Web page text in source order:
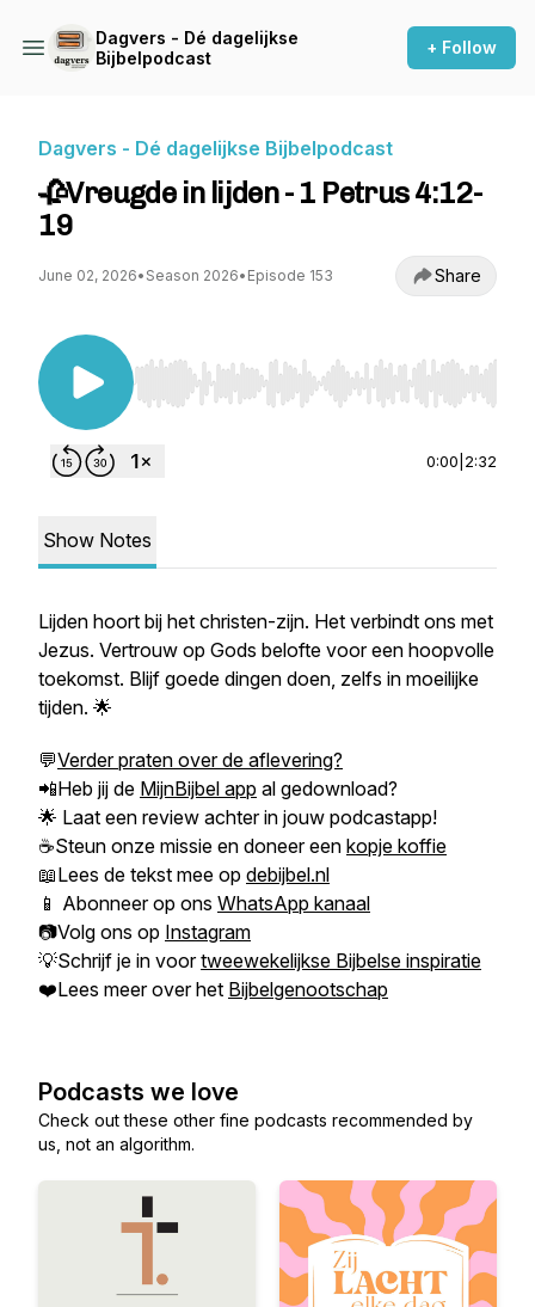
Dagvers - Dé dagelijkse
Bijbelpodcast
+ Follow
Dagvers - Dé dagelijkse Bijbelpodcast
🥀Vreugde in lijden - 1 Petrus 4:12-
19
June 02, 2026• Season 2026• Episode 153 Share
Use Left/Right to seek, Home/End to jump to
0:00 2:32
Show Notes
Lijden hoort bij het christen-zijn. Het verbindt ons met
Jezus. Vertrouw op Gods belofte voor een hoopvolle
toekomst. Blijf goede dingen doen, zelfs in moeilijke
tijden. 🌟
💬Verder praten over de aflevering?
📲Heb jij de MijnBijbel app al gedownload?
🌟 Laat een review achter in jouw podcastapp!
☕Steun onze missie en doneer een kopje koffie
📖Lees de tekst mee op debijbel.nl
📱 Abonneer op ons WhatsApp kanaal
📷Volg ons op Instagram
💡Schrijf je in voortweewekelijkse Bijbelse inspiratie
❤️Lees meer over het Bijbelgenootschap
Podcasts we love
Check out these other fine podcasts recommended by
us, not an algorithm.